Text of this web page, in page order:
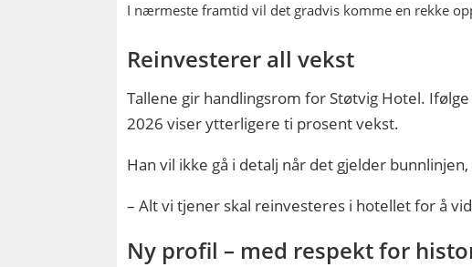
I nærmeste framtid vil det gradvis komme en rekke
Reinvesterer all vekst
Tallene gir handlingsrom for Støtvig Hotel.
2026 viser ytterligere ti prosent vekst.
Han vil ikke gå i detalj når det gjelder
– Alt vi tjener skal reinvesteres i hotellet for å
Ny profil – med respekt for